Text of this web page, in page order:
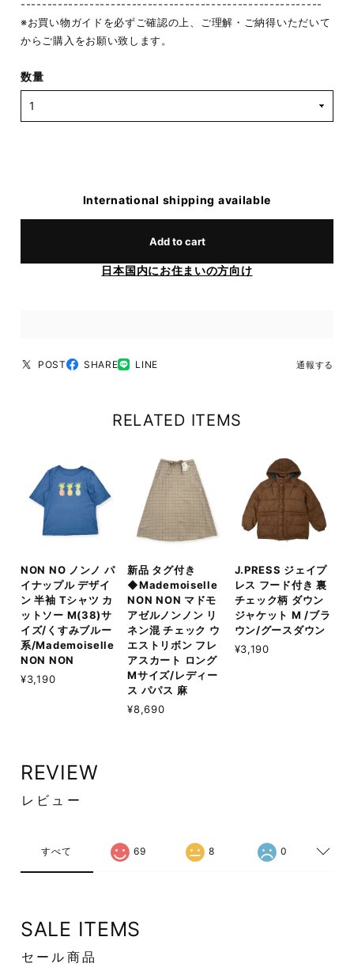
---------------------------------------------------------
※お買い物ガイドを必ずご確認の上、ご理解・ご納得いただいて
からご購入をお願い致します。
数量
International shipping available
Add to cart
日本国内にお住まいの方向け
POST SHARE LINE 通報する
RELATED ITEMS
NON NO ノンノ パ
イナップル デザイ
ン 半袖 Tシャツ カ
ットソー M(38)サ
イズ/くすみブルー
系/Mademoiselle
NON NON
¥3,190
新品 タグ付き
◆Mademoiselle
NON NON マドモ
アゼルノンノン リ
ネン混 チェック ウ
エストリボン フレ
アスカート ロング
Mサイズ/レディー
ス パパス 麻
¥8,690
J.PRESS ジェイプ
レス フード付き 裏
チェック柄 ダウン
ジャケット M /ブラ
ウン/グースダウン
¥3,190
REVIEW
レビュー
すべて 69 8 0
SALE ITEMS
セール商品